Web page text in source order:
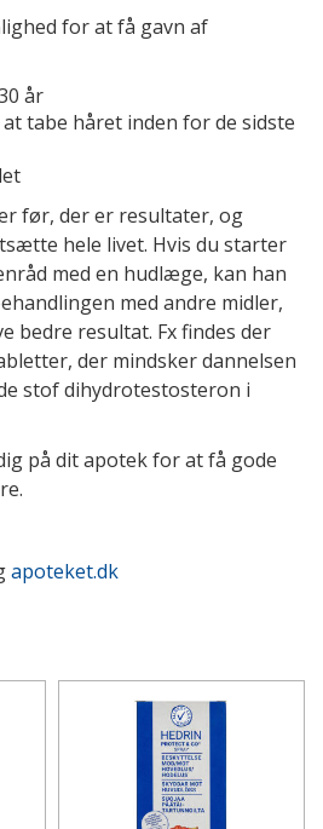
for at få gavn af
år
tabe håret inden for de sidste
før, der er resultater, og
hele livet. Hvis du starter
med en hudlæge, kan han
med andre midler,
bedre resultat. Fx findes der
der mindsker dannelsen
stof dihydrotestosteron i
på dit apotek for at få gode
apoteket.dk